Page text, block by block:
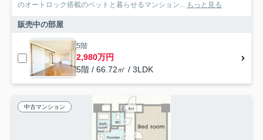
のオートロック搭載のペットと暮らせるマンション... もっと見る
販売中の部屋
5階
2,980万円
5階 / 66.72㎡ / 3LDK
中古マンション